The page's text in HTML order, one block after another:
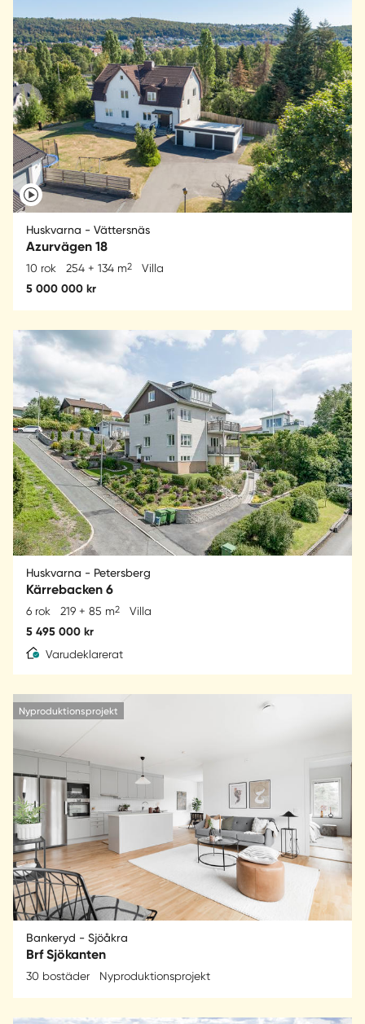
Huskvarna - Vättersnäs
Azurvägen 18
10 rok 254 + 134 m2 Villa
5 000 000 kr
Huskvarna - Petersberg
Kärrebacken 6
6 rok 219 + 85 m2 Villa
5 495 000 kr
Varudeklarerat
Nyproduktionsprojekt
Bankeryd - Sjöåkra
Brf Sjökanten
30 bostäder Nyproduktionsprojekt